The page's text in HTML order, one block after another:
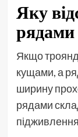
Яку
рядами
Якщо
кущами, а
ширину
рядами